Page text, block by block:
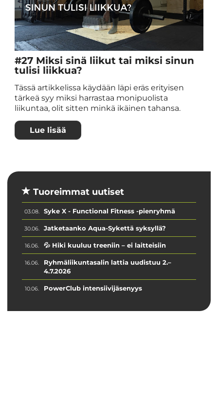
#27 Miksi sinä liikut tai miksi sinun
tulisi liikkua?
Tässä artikkelissa käydään läpi eräs erityisen
tärkeä syy miksi harrastaa monipuolista
liikuntaa, olit sitten minkä ikäinen tahansa.
Lue lisää
Tuoreimmat uutiset
03.08. Syke X - Functional Fitness -pienryhmä
30.06. Jatketaanko Aqua-Sykettä syksyllä?
16.06. 💦 Hiki kuuluu treeniin – ei laitteisiin
16.06.
Ryhmäliikuntasalin lattia uudistuu 2.–
4.7.2026
10.06. PowerClub intensiivijäsenyys